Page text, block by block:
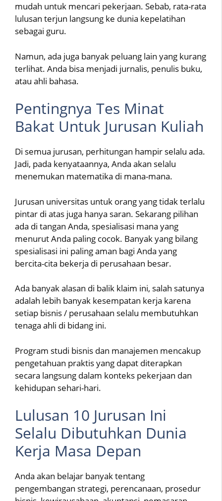
mudah untuk mencari pekerjaan. Sebab, rata-rata
lulusan terjun langsung ke dunia kepelatihan
sebagai guru.
Namun, ada juga banyak peluang lain yang kurang
terlihat. Anda bisa menjadi jurnalis, penulis buku,
atau ahli bahasa.
Pentingnya Tes Minat
Bakat Untuk Jurusan Kuliah
Di semua jurusan, perhitungan hampir selalu ada.
Jadi, pada kenyataannya, Anda akan selalu
menemukan matematika di mana-mana.
Jurusan universitas untuk orang yang tidak terlalu
pintar di atas juga hanya saran. Sekarang pilihan
ada di tangan Anda, spesialisasi mana yang
menurut Anda paling cocok. Banyak yang bilang
spesialisasi ini paling aman bagi Anda yang
bercita-cita bekerja di perusahaan besar.
Ada banyak alasan di balik klaim ini, salah satunya
adalah lebih banyak kesempatan kerja karena
setiap bisnis / perusahaan selalu membutuhkan
tenaga ahli di bidang ini.
Program studi bisnis dan manajemen mencakup
pengetahuan praktis yang dapat diterapkan
secara langsung dalam konteks pekerjaan dan
kehidupan sehari-hari.
Lulusan 10 Jurusan Ini
Selalu Dibutuhkan Dunia
Kerja Masa Depan
Anda akan belajar banyak tentang
pengembangan strategi, perencanaan, prosedur